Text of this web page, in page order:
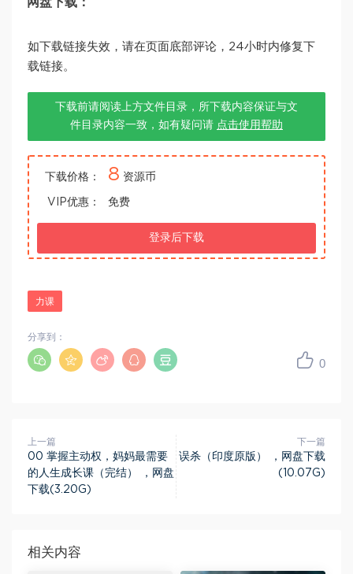
如下载链接失效，请在页面底部评论，24小时内修复下
载链接。
下载前请阅读上方文件目录，所下载内容保证与文
件目录内容一致，如有疑问请 点击使用帮助
下载价格： 8 资源币
VIP优惠： 免费
登录后下载
力课
0
分享到：
上一篇
00 掌握主动权，妈妈最需要
的人生成长课（完结） ，网盘
下载(3.20G)
下一篇
误杀（印度原版） ，网盘下载
(10.07G)
相关内容